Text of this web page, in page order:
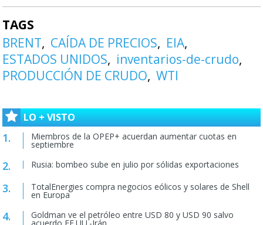
TAGS
BRENT
CAÍDA DE PRECIOS
EIA
ESTADOS UNIDOS
inventarios-de-crudo
PRODUCCIÓN DE CRUDO WTI
LO + VISTO
Miembros de la OPEP+ acuerdan aumentar cuotas en
septiembre
Rusia: bombeo sube en julio por sólidas exportaciones
TotalEnergies compra negocios eólicos y solares de Shell
en Europa
Goldman ve el petróleo entre USD 80 y USD 90 salvo
acuerdo EE.UU.-Irán